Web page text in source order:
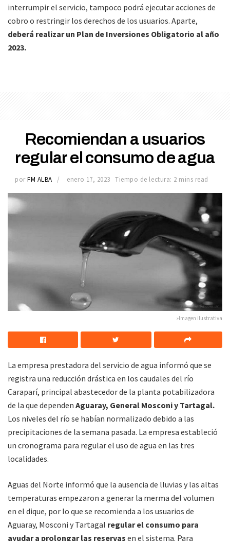
interrumpir el servicio, tampoco podrá ejecutar acciones de
cobro o restringir los derechos de los usuarios. Aparte,
deberá realizar un Plan de Inversiones Obligatorio al año
2023.
Recomiendan a usuarios
regular el consumo de agua
por FM ALBA enero 17, 2023 Tiempo de lectura: 2 mins read
»Imagen ilustrativa
La empresa prestadora del servicio de agua informó que se
registra una reducción drástica en los caudales del río
Caraparí, principal abastecedor de la planta potabilizadora
de la que dependen Aguaray, General Mosconi y Tartagal.
Los niveles del río se habían normalizado debido a las
precipitaciones de la semana pasada. La empresa estableció
un cronograma para regular el uso de agua en las tres
localidades.
Aguas del Norte informó que la ausencia de lluvias y las altas
temperaturas empezaron a generar la merma del volumen
en el dique, por lo que se recomienda a los usuarios de
Aguaray, Mosconi y Tartagal regular el consumo para
ayudar a prolongar las reservas en el sistema. Para